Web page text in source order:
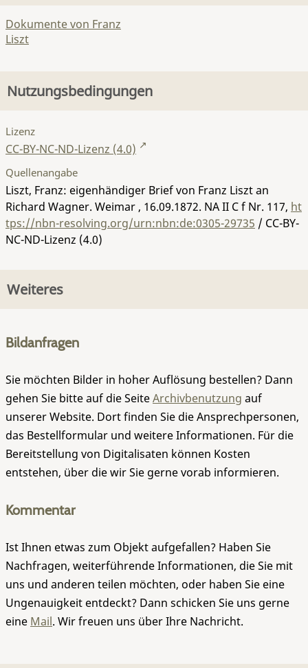
Dokumente von Franz
Liszt
Nutzungsbedingungen
Lizenz
CC-BY-NC-ND-Lizenz (4.0)
Quellenangabe
Liszt, Franz: eigenhändiger Brief von Franz Liszt an
Richard Wagner. Weimar , 16.09.1872. NA II C f Nr. 117, ht
tps://nbn-resolving.org/urn:nbn:de:0305-29735 / CC-BY-
NC-ND-Lizenz (4.0)
Weiteres
Bildanfragen
Sie möchten Bilder in hoher Auflösung bestellen? Dann
gehen Sie bitte auf die SeiteArchivbenutzung auf
unserer Website. Dort finden Sie die Ansprechpersonen,
das Bestellformular und weitere Informationen. Für die
Bereitstellung von Digitalisaten können Kosten
entstehen, über die wir Sie gerne vorab informieren.
Kommentar
Ist Ihnen etwas zum Objekt aufgefallen? Haben Sie
Nachfragen, weiterführende Informationen, die Sie mit
uns und anderen teilen möchten, oder haben Sie eine
Ungenauigkeit entdeckt? Dann schicken Sie uns gerne
eine Mail. Wir freuen uns über Ihre Nachricht.